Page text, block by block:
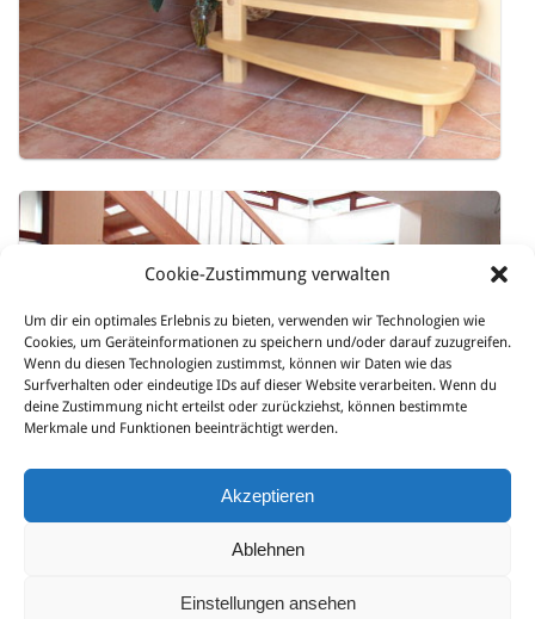
Cookie-Zustimmung verwalten
Um dir ein optimales Erlebnis zu bieten, verwenden wir Technologien wie
Cookies, um Geräteinformationen zu speichern und/oder darauf zuzugreifen.
Wenn du diesen Technologien zustimmst, können wir Daten wie das
Surfverhalten oder eindeutige IDs auf dieser Website verarbeiten. Wenn du
deine Zustimmung nicht erteilst oder zurückziehst, können bestimmte
Merkmale und Funktionen beeinträchtigt werden.
Akzeptieren
Ablehnen
Einstellungen ansehen